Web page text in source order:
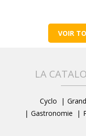
VOIR
LA
Cyclo
Gastronomie